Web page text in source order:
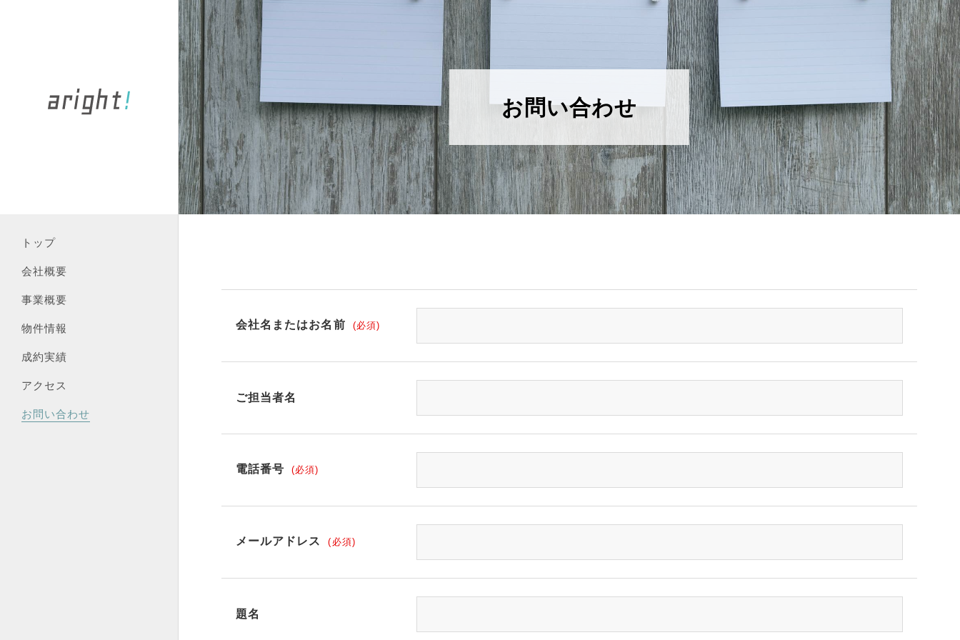
トップ
会社概要
事業概要
物件情報
成約実績
アクセス
お問い合わせ
お問い合わせ
会社名またはお名前
ご担当者名
電話番号
メールアドレス
題名